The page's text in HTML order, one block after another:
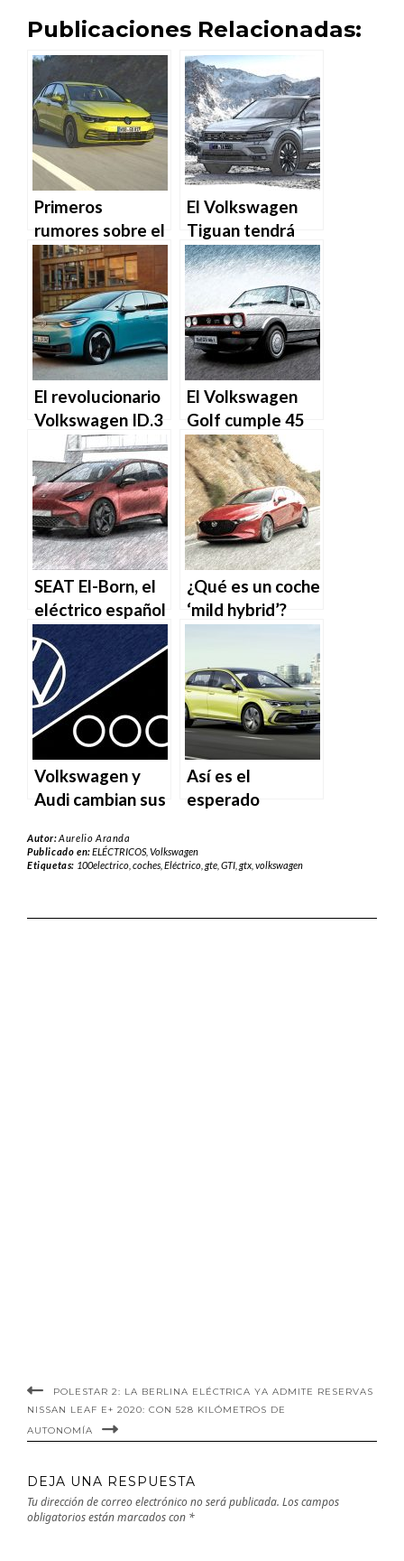
Publicaciones Relacionadas:
Primeros
rumores sobre el
nuevo
Volkswagen Golf
GTI
El Volkswagen
Tiguan tendrá
una nueva
imagen este
El revolucionario
Volkswagen ID.3
ya tiene precio
para el mercado
español
El Volkswagen
Golf cumple 45
años desde su
lanzamiento
SEAT El-Born, el
eléctrico español
que llegará en
2020
¿Qué es un coche
‘mild hybrid’?
Volkswagen y
Audi cambian sus
fomentar el
“distanciamiento
Así es el
esperado
del nuevo Golf
Autor:Aurelio Aranda
Publicado en:ELÉCTRICOS,Volkswagen
Etiquetas: 100electrico, coches, Eléctrico, gte, GTI, gtx, volkswagen
POLESTAR 2: LA BERLINA ELÉCTRICA YA ADMITE RESERVAS
NISSAN LEAF E+ 2020: CON 528 KILÓMETROS DE
AUTONOMÍA
DEJA UNA RESPUESTA
Tu dirección de correo electrónico no será publicada. Los campos
obligatorios están marcados con *